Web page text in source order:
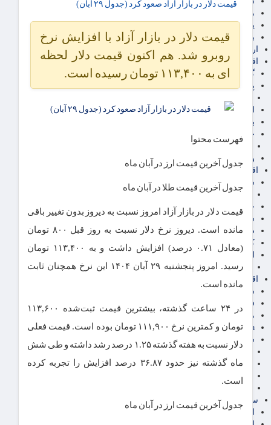
مالیات
یارانه و معیشت مردم
برق، آب و انرژی
ارز دیجیتال
اقتصاد اجتماعی
گردشگری
پزشکی، سلامت و زیبایی
اجتماعی
بازنشستگان
حقوق و قضایی
دفتر وکیل
ورزشی
اقتصاد شهری و روستایی
شهر و مسکن و عمران
گسترش ساختمان
حمل و نقل
شهرک های صنعتی
صنایع غذایی
کشاورزی و دامداری
اخبار استان ها
استان تهران
اقتصاد بین الملل
سیاسی
فارکس
مناطق آزاد تجاری
24intermedia
سایر اخبار اقتصادی
عمومی و سرگرمی
فناوری
آگهی رسمی و مزایده
سایر رسانه ها
اقتصاد فارسی
قیمت دلار در بازار آزاد صعود کرد (جدول ۲۹ آبان)
قیمت دلار در بازار آزاد با افزایش نرخ
روبرو شد. هم اکنون قیمت دلار لحظه
ای به ۱۱۳,۴۰۰ تومان رسیده است.
فهرست محتوا
جدول آخرین قیمت ارز در آبان ماه
جدول آخرین قیمت طلا در آبان ماه
قیمت دلار در بازار آزاد امروز نسبت به دیروز بدون تغییر باقی
مانده است. دیروز نرخ دلار نسبت به روز قبل ۸۰۰ تومان
(معادل ۰.۷۱ درصد) افزایش داشت و به ۱۱۳,۴۰۰ تومان
رسید. امروز پنجشنبه ۲۹ آبان ۱۴۰۴ این نرخ همچنان ثابت
مانده است.
در ۲۴ ساعت گذشته، بیشترین قیمت ثبت‌شده ۱۱۳,۶۰۰
تومان و کمترین نرخ ۱۱۱,۹۰۰ تومان بوده است. قیمت فعلی
دلار نسبت به هفته گذشته ۱.۲۵ درصد رشد داشته و طی شش
ماه گذشته نیز حدود ۳۶.۸۷ درصد افزایش را تجربه کرده
است.
جدول آخرین قیمت ارز در آبان ماه